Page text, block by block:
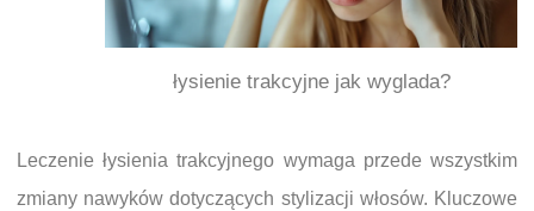
łysienie trakcyjne jak wyglada?
Leczenie łysienia trakcyjnego wymaga przede wszystkim
zmiany nawyków dotyczących stylizacji włosów. Kluczowe